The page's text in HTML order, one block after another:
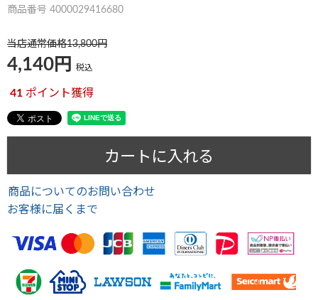
商品番号 4000029416680
当店通常価格13,800
4,140 税込
41 ポイント獲得
カートに入れる
商品についてのお問い合わせ
お客様に届くまで